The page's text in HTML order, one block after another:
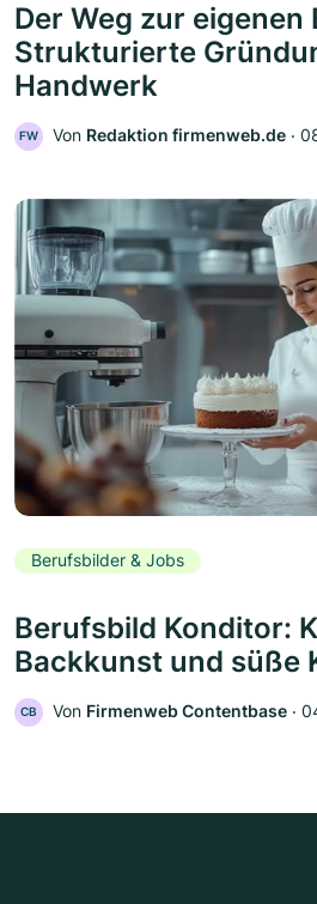
Der Weg zur eigenen
Strukturierte
Handwerk
FW Von Redaktion firmenweb.de ‧
Berufsbilder & Jobs
Berufsbild Konditor:
Backkunst und süße
CB Von Firmenweb Contentbase ‧